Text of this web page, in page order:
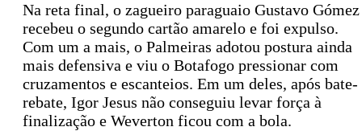
Na reta final, o zagueiro paraguaio Gustavo Gómez
recebeu o segundo cartão amarelo e foi expulso.
Com um a mais, o Palmeiras adotou postura ainda
mais defensiva e viu o Botafogo pressionar com
cruzamentos e escanteios. Em um deles, após bate-
rebate, Igor Jesus não conseguiu levar força à
finalização e Weverton ficou com a bola.